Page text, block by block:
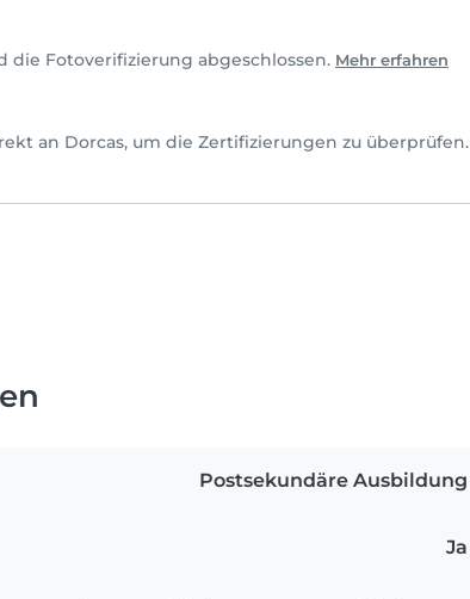
die Fotoverifizierung abgeschlossen. Mehr erfahren
an Dorcas, um die Zertifizierungen zu überprüfen.
Postsekundäre Ausbildung
Ja